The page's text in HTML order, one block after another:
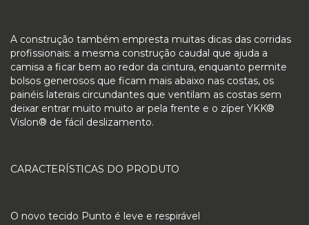
A construção também empresta muitas dicas das corridas
profissionais: a mesma construção caudal que ajuda a
camisa a ficar bem ao redor da cintura, enquanto permite
bolsos generosos que ficam mais abaixo nas costas, os
painéis laterais circundantes que ventilam as costas sem
deixar entrar muito muito ar pela frente e o zíper YKK®
Vislon® de fácil deslizamento.
CARACTERÍSTICAS DO PRODUTO
O novo tecido Punto é leve e respirável